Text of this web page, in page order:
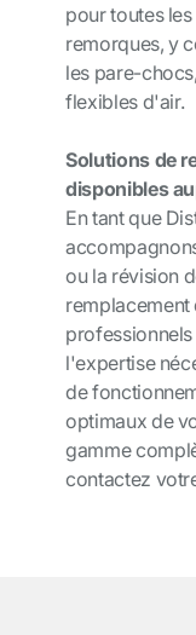
pour toutes
remorques, y
les pare-
flexibles d'air.
Solutions de
disponibles
En tant que
ou la révision
remplacement
l'expertise
de
optimaux de
gamme
contactez